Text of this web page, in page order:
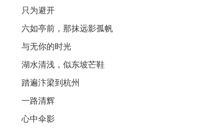
只为避开
六如亭前，那抹远影孤帆
与无你的时光
湖水清浅，似东坡芒鞋
踏遍汴梁到杭州
一路清辉
心中伞影